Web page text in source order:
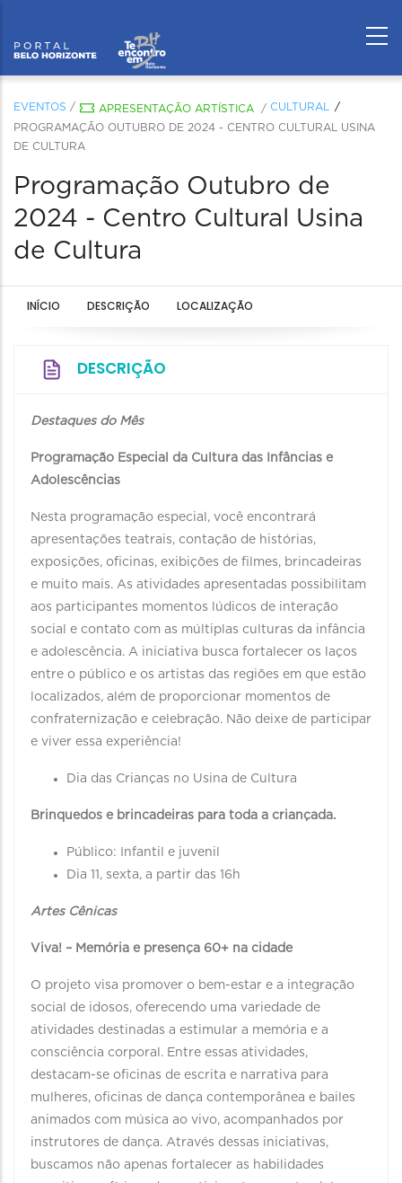
EVENTOS / APRESENTAÇÃO ARTÍSTICA / CULTURAL
PROGRAMAÇÃO OUTUBRO DE 2024 - CENTRO CULTURAL USINA
DE CULTURA
Programação Outubro de
2024 - Centro Cultural Usina
de Cultura
INÍCIO DESCRIÇÃO LOCALIZAÇÃO
DESCRIÇÃO
Destaques do Mês
Programação Especial da Cultura das Infâncias e
Adolescências
Nesta programação especial, você encontrará
apresentações teatrais, contação de histórias,
exposições, oficinas, exibições de filmes, brincadeiras
e muito mais. As atividades apresentadas possibilitam
aos participantes momentos lúdicos de interação
social e contato com as múltiplas culturas da infância
e adolescência. A iniciativa busca fortalecer os laços
entre o público e os artistas das regiões em que estão
localizados, além de proporcionar momentos de
confraternização e celebração. Não deixe de participar
e viver essa experiência!
Dia das Crianças no Usina de Cultura
Brinquedos e brincadeiras para toda a criançada.
Público: Infantil e juvenil
Dia 11, sexta, a partir das 16h
Artes Cênicas
Viva! – Memória e presença 60+ na cidade
O projeto visa promover o bem-estar e a integração
social de idosos, oferecendo uma variedade de
atividades destinadas a estimular a memória e a
consciência corporal. Entre essas atividades,
destacam-se oficinas de escrita e narrativa para
mulheres, oficinas de dança contemporânea e bailes
animados com música ao vivo, acompanhados por
instrutores de dança. Através dessas iniciativas,
buscamos não apenas fortalecer as habilidades